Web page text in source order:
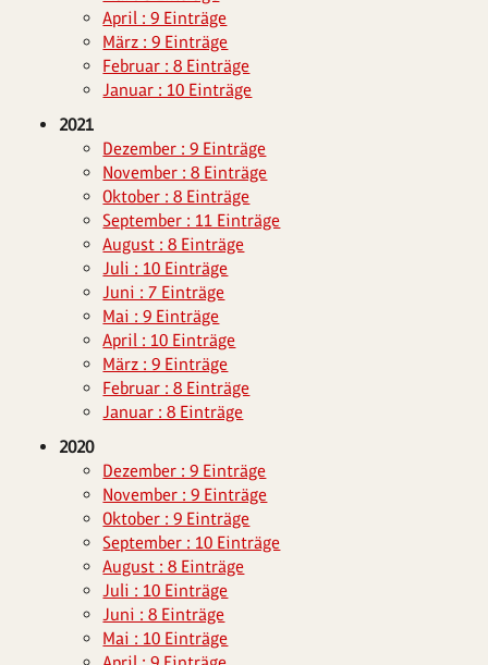
April : 9 Einträge
März : 9 Einträge
Februar : 8 Einträge
Januar : 10 Einträge
2021
Dezember : 9 Einträge
November : 8 Einträge
Oktober : 8 Einträge
September : 11 Einträge
August : 8 Einträge
Juli : 10 Einträge
Juni : 7 Einträge
Mai : 9 Einträge
April : 10 Einträge
März : 9 Einträge
Februar : 8 Einträge
Januar : 8 Einträge
2020
Dezember : 9 Einträge
November : 9 Einträge
Oktober : 9 Einträge
September : 10 Einträge
August : 8 Einträge
Juli : 10 Einträge
Juni : 8 Einträge
Mai : 10 Einträge